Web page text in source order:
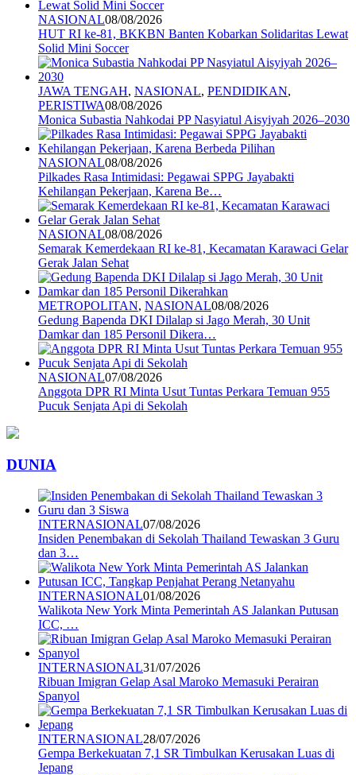
NASIONAL08/08/2026
HUT RI ke-81, BKKBN Banten Kobarkan Solidaritas Lewat
Solid Mini Soccer
JAWA TENGAH, NASIONAL, PENDIDIKAN,
PERISTIWA08/08/2026
Monica Subastia Nahkodai PP Nasyiatul Aisyiyah 2026–2030
NASIONAL08/08/2026
Pilkades Rasa Intimidasi: Pegawai SPPG Jayabakti
Kehilangan Pekerjaan, Karena Be…
NASIONAL08/08/2026
Semarak Kemerdekaan RI ke-81, Kecamatan Karawaci Gelar
Gerak Jalan Sehat
METROPOLITAN, NASIONAL08/08/2026
Gedung Bapenda DKI Dilalap si Jago Merah, 30 Unit
Damkar dan 185 Personil Dikera…
NASIONAL07/08/2026
Anggota DPR RI Minta Usut Tuntas Perkara Temuan 955
Pucuk Senjata Api di Sekolah
DUNIA
INTERNASIONAL07/08/2026
Insiden Penembakan di Sekolah Thailand Tewaskan 3 Guru
dan 3…
INTERNASIONAL01/08/2026
Walikota New York Minta Pemerintah AS Jalankan Putusan
ICC, …
INTERNASIONAL31/07/2026
Ribuan Imigran Gelap Asal Maroko Memasuki Perairan
Spanyol
INTERNASIONAL28/07/2026
Gempa Berkekuatan 7,1 SR Timbulkan Kerusakan Luas di
Jepang